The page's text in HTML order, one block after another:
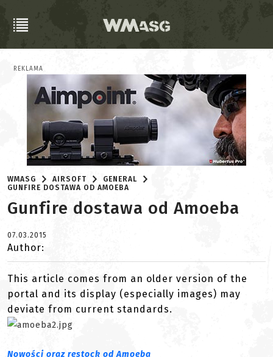
REKLAMA
WMASG AIRSOFT
GENERAL
GUNFIRE DOSTAWA OD AMOEBA
Gunfire dostawa od Amoeba
07.03.2015
Author:
This article comes from an older version of the
portal and its display (especially images) may
deviate from current standards.
Nowości oraz restock od Amoeba